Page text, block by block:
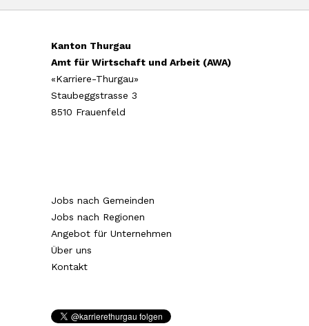
Kanton Thurgau
Amt für Wirtschaft und Arbeit (AWA)
«Karriere-Thurgau»
Staubeggstrasse 3
8510 Frauenfeld
Jobs nach Gemeinden
Jobs nach Regionen
Angebot für Unternehmen
Über uns
Kontakt